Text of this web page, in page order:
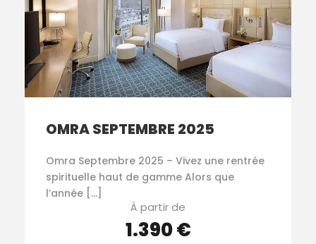
OMRA SEPTEMBRE 2025
Omra Septembre 2025 – Vivez une rentrée
spirituelle haut de gamme Alors que
l’année […]
À partir de
1.390 €